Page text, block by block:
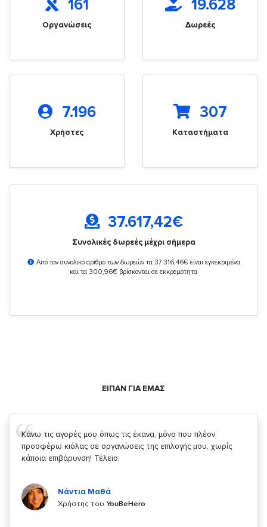
161
Οργανώσεις
19.628
Δωρεές
7.196
Χρήστες
307
Καταστήματα
37.617,42€
Συνολικές δωρεές μέχρι σήμερα
Από τον συνολικό αριθμό των δωρεών τα 37.316,46€ είναι εγκεκριμένα
και τα 300,96€ βρίσκονται σε εκκρεμότητα
ΕΙΠΑΝ ΓΙΑ ΕΜΑΣ
Σας ευχαριστώ που μας δίνετε την δυνατότητα να κάνουμε
κάτι!
Χρήστης τουYouBeHero